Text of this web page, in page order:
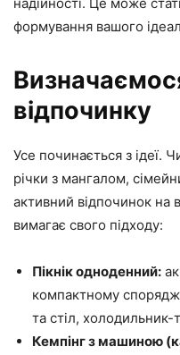
формування вашого
відпочинку
Усе починається з ідеї.
річки з мангалом,
активний відпочинок
вимагає свого підходу:
Пікнік одноденний:
компактному
та стіл,
Кемпінг з машиною